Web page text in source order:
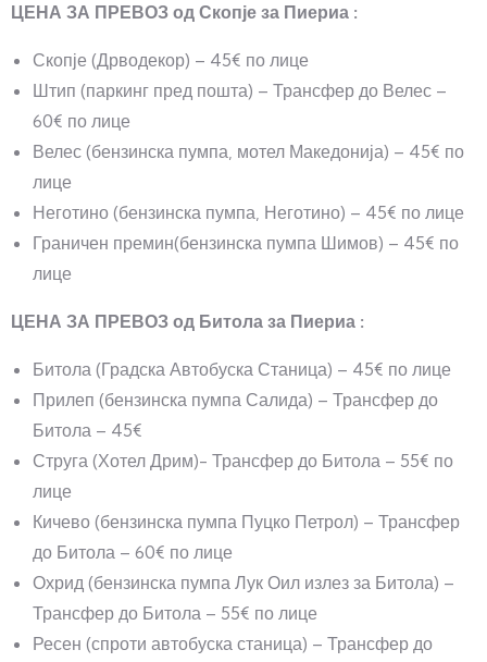
ЦЕНА ЗА ПРЕВОЗ од Скопје за Пиериа :
Скопје (Дрводекор) – 45€ по лице
Штип (паркинг пред пошта) – Трансфер до Велес –
60€ по лице
Велес (бензинска пумпа, мотел Македонија) – 45€ по
лице
Неготино (бензинска пумпа, Неготино) – 45€ по лице
Граничен премин(бензинска пумпа Шимов) – 45€ по
лице
ЦЕНА ЗА ПРЕВОЗ од Битола за Пиериа :
Битола (Градска Автобуска Станица) – 45€ по лице
Прилеп (бензинска пумпа Салида) – Трансфер до
Битола – 45€
Струга (Хотел Дрим)- Трансфер до Битола – 55€ по
лице
Кичево (бензинска пумпа Пуцко Петрол) – Трансфер
до Битола – 60€ по лице
Охрид (бензинска пумпа Лук Оил излез за Битола) –
Трансфер до Битола – 55€ по лице
Ресен (спроти автобуска станица) – Трансфер до